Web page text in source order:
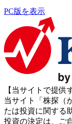
PC版を表示
【当サイトで提供
当サイト「株探（
たは投資に関する
投資の決定は、ご